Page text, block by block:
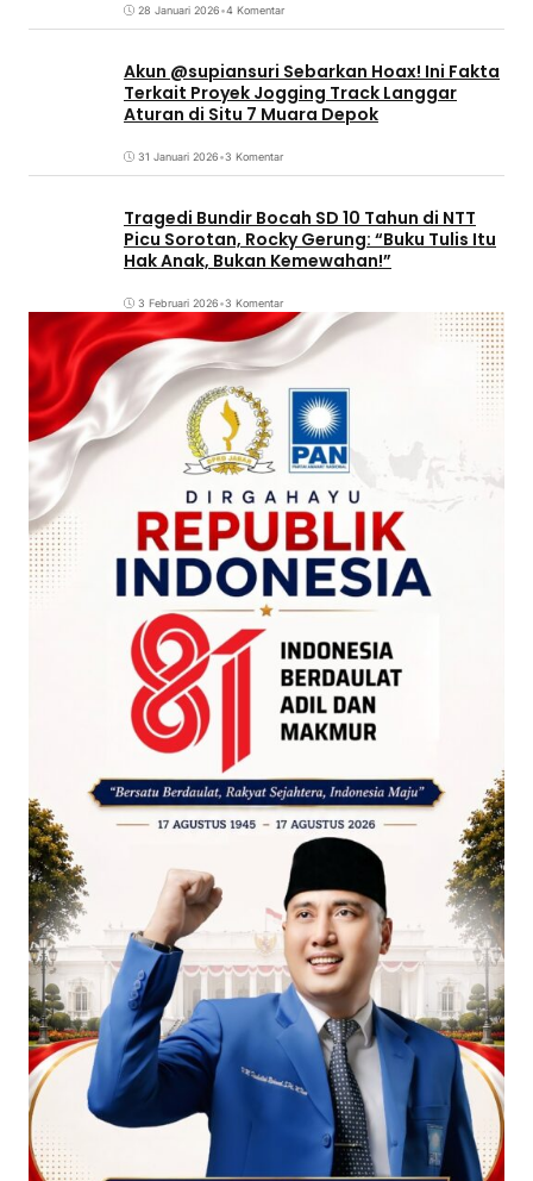
28 Januari 2026•4 Komentar
Akun @supiansuri Sebarkan Hoax! Ini Fakta
Terkait Proyek Jogging Track Langgar
Aturan di Situ 7 Muara Depok
31 Januari 2026•3 Komentar
Tragedi Bundir Bocah SD 10 Tahun di NTT
Picu Sorotan, Rocky Gerung: “Buku Tulis Itu
Hak Anak, Bukan Kemewahan!”
3 Februari 2026•3 Komentar